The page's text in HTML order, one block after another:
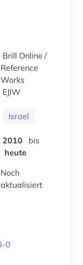
Brill Online /
Reference
Works
EJIW
Israel
2010
bis
heute
Noch
aktualisiert
0